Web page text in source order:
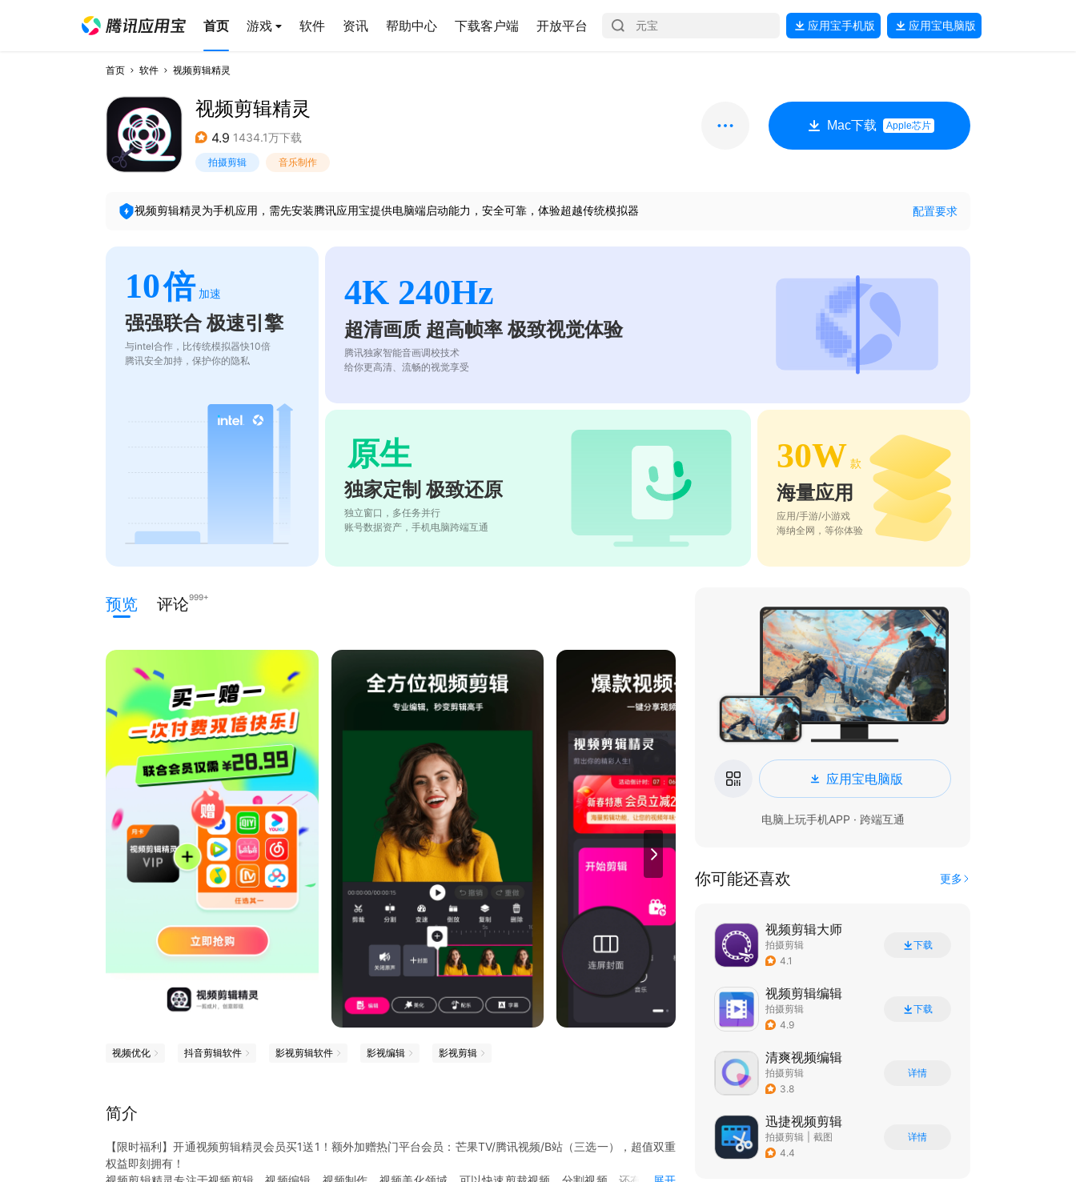
首页 游戏 软件 资讯 帮助中心 下载客户端 开放平台 应用宝手机版 应用宝电脑版
首页 软件 视频剪辑精灵
视频剪辑精灵
4.9 1434.1万下载
拍摄剪辑 音乐制作
Mac下载 Apple芯片
视频剪辑精灵为手机应用，需先安装腾讯应用宝提供电脑端启动能力，安全可靠，体验超越传统模拟器 配置要求
10倍 加速
强强联合 极速引擎
与intel合作，比传统模拟器快10倍
腾讯安全加持，保护你的隐私
4K 240Hz
超清画质 超高帧率 极致视觉体验
腾讯独家智能音画调校技术
给你更高清、流畅的视觉享受
原生
独家定制 极致还原
独立窗口，多任务并行
账号数据资产，手机电脑跨端互通
30W 款
海量应用
应用/手游/小游戏
海纳全网，等你体验
预览 评论999+
视频优化 抖音剪辑软件 影视剪辑软件 影视编辑 影视剪辑
简介
【限时福利】开通视频剪辑精灵会员买1送1！额外加赠热门平台会员：芒果TV/腾讯视频/B站（三选一），超值双重
权益即刻拥有！
应用宝电脑版
电脑上玩手机APP · 跨端互通
你可能还喜欢 更多
视频剪辑大师
拍摄剪辑
4.1
下载
视频剪辑编辑
拍摄剪辑
4.9
下载
清爽视频编辑
拍摄剪辑
3.8
详情
迅捷视频剪辑
拍摄剪辑
截图
4.4
详情